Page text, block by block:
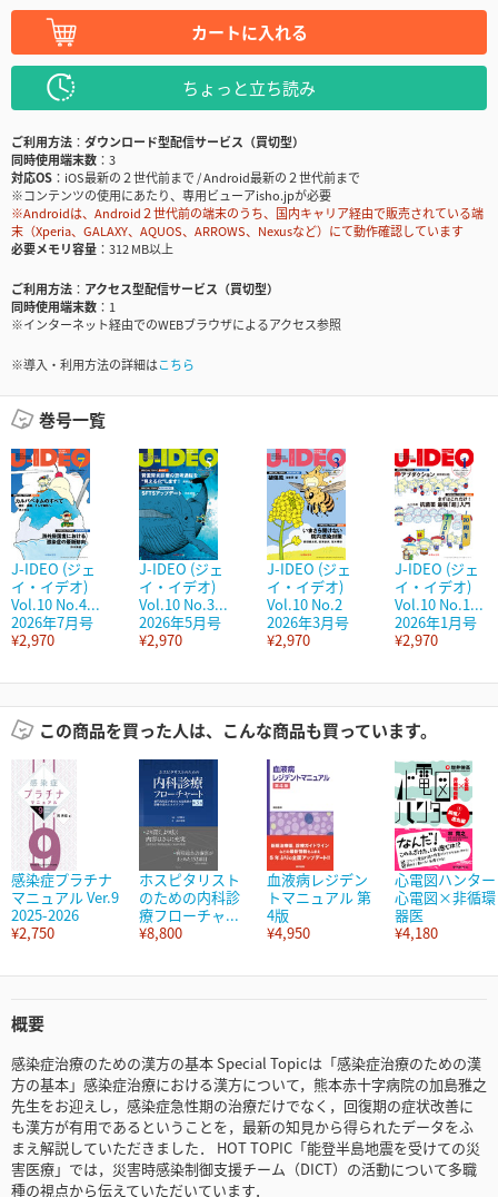
カートに入れる
ちょっと立ち読み
ご利用方法
ダウンロード型配信サービス（買切型）
同時使用端末数
3
対応OS
iOS最新の２世代前まで / Android最新の２世代前まで
※コンテンツの使用にあたり、専用ビューアisho.jpが必要
※Androidは、Android２世代前の端末のうち、国内キャリア経由で販売されている端
末（Xperia、GALAXY、AQUOS、ARROWS、Nexusなど）にて動作確認しています
必要メモリ容量
312 MB以上
ご利用方法
アクセス型配信サービス（買切型）
同時使用端末数
1
※インターネット経由でのWEBブラウザによるアクセス参照
※導入・利用方法の詳細はこちら
巻号一覧
J-IDEO (ジェ
イ・イデオ)
Vol.10 No.4...
2026年7月号
¥2,970
J-IDEO (ジェ
イ・イデオ)
Vol.10 No.3...
2026年5月号
¥2,970
J-IDEO (ジェ
イ・イデオ)
Vol.10 No.2
2026年3月号
¥2,970
J-IDEO (ジェ
イ・イデオ)
Vol.10 No.1...
2026年1月号
¥2,970
この商品を買った人は、こんな商品も買っています。
感染症プラチナ
マニュアル Ver.9
2025-2026
¥2,750
ホスピタリスト
のための内科診
療フローチャ...
¥8,800
血液病レジデン
トマニュアル 第
4版
¥4,950
心電図ハンター
心電図×非循環
器医
¥4,180
概要
感染症治療のための漢方の基本 Special Topicは「感染症治療のための漢
方の基本」感染症治療における漢方について，熊本赤十字病院の加島雅之
先生をお迎えし，感染症急性期の治療だけでなく，回復期の症状改善に
も漢方が有用であるということを，最新の知見から得られたデータをふ
まえ解説していただきました． HOT TOPIC「能登半島地震を受けての災
害医療」では，災害時感染制御支援チーム（DICT）の活動について多職
種の視点から伝えていただいています．